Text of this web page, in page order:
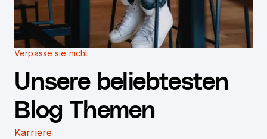
Verpasse sie nicht
Unsere beliebtesten
Blog Themen
Karriere